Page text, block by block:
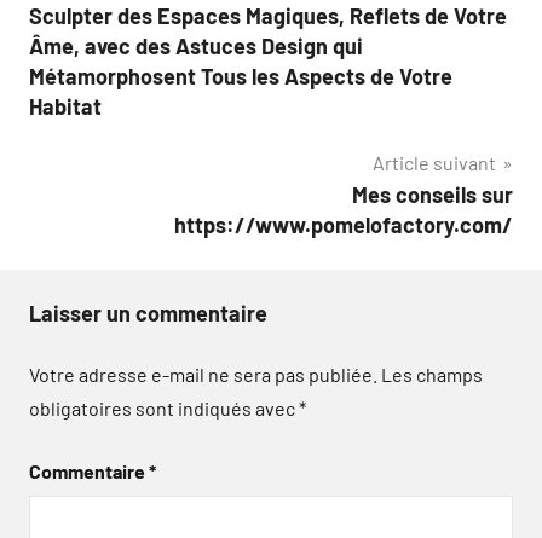
l’article
Sculpter des Espaces Magiques, Reflets de Votre
Âme, avec des Astuces Design qui
Métamorphosent Tous les Aspects de Votre
Habitat
Article suivant
Mes conseils sur
https://www.pomelofactory.com/
Laisser un commentaire
Votre adresse e-mail ne sera pas publiée. Les champs
obligatoires sont indiqués avec*
Commentaire*